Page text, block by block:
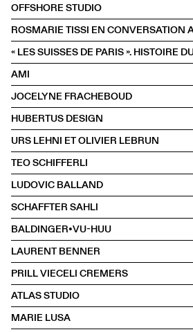
OFFSHORE STUDIO
AMI
JOCELYNE FRACHEBOUD
HUBERTUS DESIGN
URS LEHNI ET OLIVIER LEBRUN
TEO SCHIFFERLI
LUDOVIC BALLAND
SCHAFFTER SAHLI
BALDINGER•VU-HUU
LAURENT BENNER
PRILL VIECELI CREMERS
ATLAS STUDIO
MARIE LUSA